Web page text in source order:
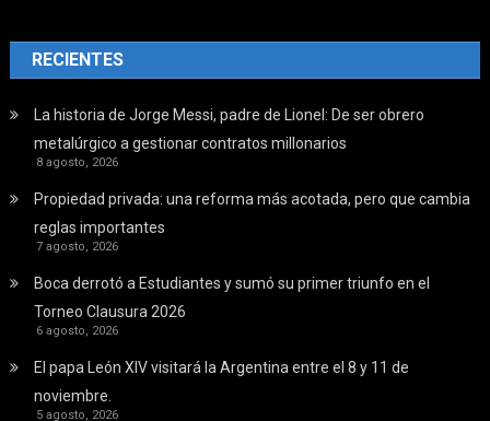
RECIENTES
La historia de Jorge Messi, padre de Lionel: De ser obrero
metalúrgico a gestionar contratos millonarios
8 agosto, 2026
Propiedad privada: una reforma más acotada, pero que cambia
reglas importantes
7 agosto, 2026
Boca derrotó a Estudiantes y sumó su primer triunfo en el
Torneo Clausura 2026
6 agosto, 2026
El papa León XIV visitará la Argentina entre el 8 y 11 de
noviembre.
5 agosto, 2026